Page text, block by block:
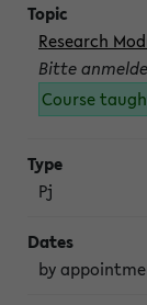
Research
Bitte
Course
Pj
by